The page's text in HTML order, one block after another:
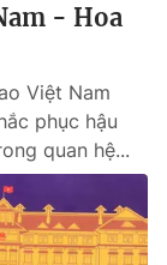
- Hoa
Việt Nam
phục hậu
quan hệ...